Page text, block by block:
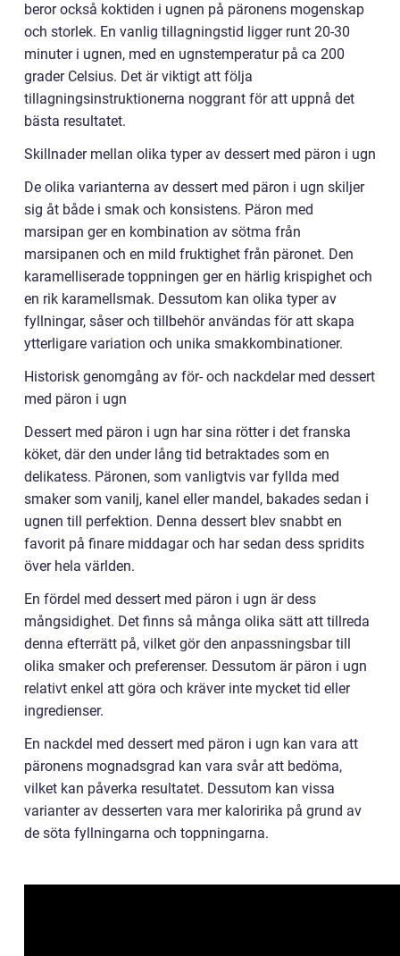
beror också koktiden i ugnen på päronens mogenskap
och storlek. En vanlig tillagningstid ligger runt 20-30
minuter i ugnen, med en ugnstemperatur på ca 200
grader Celsius. Det är viktigt att följa
tillagningsinstruktionerna noggrant för att uppnå det
bästa resultatet.
Skillnader mellan olika typer av dessert med päron i ugn
De olika varianterna av dessert med päron i ugn skiljer
sig åt både i smak och konsistens. Päron med
marsipan ger en kombination av sötma från
marsipanen och en mild fruktighet från päronet. Den
karamelliserade toppningen ger en härlig krispighet och
en rik karamellsmak. Dessutom kan olika typer av
fyllningar, såser och tillbehör användas för att skapa
ytterligare variation och unika smakkombinationer.
Historisk genomgång av för- och nackdelar med dessert
med päron i ugn
Dessert med päron i ugn har sina rötter i det franska
köket, där den under lång tid betraktades som en
delikatess. Päronen, som vanligtvis var fyllda med
smaker som vanilj, kanel eller mandel, bakades sedan i
ugnen till perfektion. Denna dessert blev snabbt en
favorit på finare middagar och har sedan dess spridits
över hela världen.
En fördel med dessert med päron i ugn är dess
mångsidighet. Det finns så många olika sätt att tillreda
denna efterrätt på, vilket gör den anpassningsbar till
olika smaker och preferenser. Dessutom är päron i ugn
relativt enkel att göra och kräver inte mycket tid eller
ingredienser.
En nackdel med dessert med päron i ugn kan vara att
päronens mognadsgrad kan vara svår att bedöma,
vilket kan påverka resultatet. Dessutom kan vissa
varianter av desserten vara mer kaloririka på grund av
de söta fyllningarna och toppningarna.